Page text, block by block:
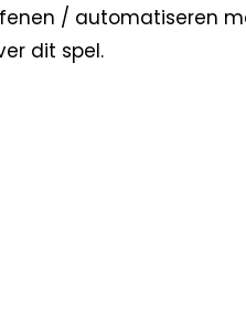
/ automatiseren
dit spel.